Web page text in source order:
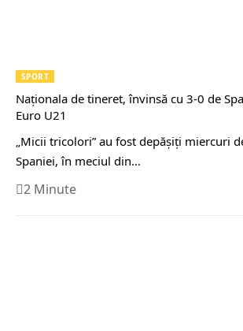
SPORT
Naționala de tineret, învinsă cu 3-0 de
Euro U21
„Micii tricolori” au fost depășiți miercuri
Spaniei, în meciul din…
2 Minute